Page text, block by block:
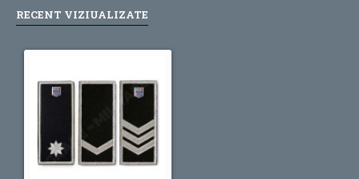
RECENT VIZIUALIZATE